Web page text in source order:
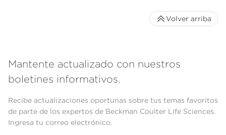
Mantente actualizado con nuestros
boletines informativos.
Recibe actualizaciones oportunas sobre tus temas favoritos
de parte de los expertos de Beckman Coulter Life Sciences.
Ingresa tu correo electrónico.
Volver arriba